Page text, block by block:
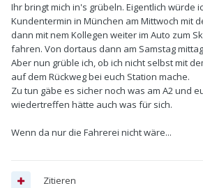
Ihr bringt mich in's grübeln. Eigentlich würde
Kundentermin in München am Mittwoch mit
dann mit nem Kollegen weiter im Auto zum
fahren. Von dortaus dann am Samstag
Aber nun grüble ich, ob ich nicht selbst mit
auf dem Rückweg bei euch Station mache.
Zu tun gäbe es sicher noch was am A2 und
wiedertreffen hätte auch was für sich.
Wenn da nur die Fahrerei nicht wäre...
Zitieren